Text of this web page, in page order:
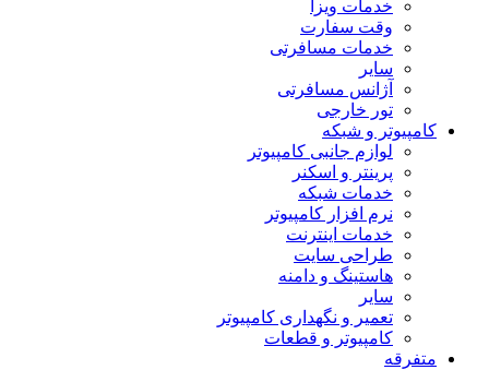
خدمات ویزا
وقت سفارت
خدمات مسافرتی
سایر
آژانس مسافرتی
تور خارجی
کامپیوتر و شبکه
لوازم جانبی کامپیوتر
پرینتر و اسکنر
خدمات شبکه
نرم افزار کامپیوتر
خدمات اینترنت
طراحی سایت
هاستینگ و دامنه
سایر
تعمیر و نگهداری کامپیوتر
کامپیوتر و قطعات
متفرقه